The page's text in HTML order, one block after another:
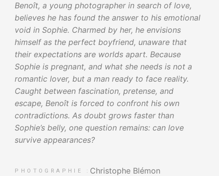
Benoît, a young photographer in search of love,
believes he has found the answer to his emotional
void in Sophie. Charmed by her, he envisions
himself as the perfect boyfriend, unaware that
their expectations are worlds apart. Because
Sophie is pregnant, and what she needs is not a
romantic lover, but a man ready to face reality.
Caught between fascination, pretense, and
escape, Benoît is forced to confront his own
contradictions. As doubt grows faster than
Sophie’s belly, one question remains: can love
survive appearances?
PHOTOGRAPHIE : Christophe Blémon